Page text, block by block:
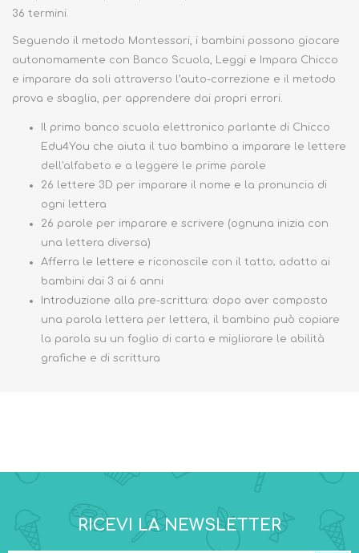
36 termini.
Seguendo il metodo Montessori, i bambini possono giocare
autonomamente con Banco Scuola, Leggi e Impara Chicco
e imparare da soli attraverso l’auto-correzione e il metodo
prova e sbaglia, per apprendere dai propri errori.
Il primo banco scuola elettronico parlante di Chicco
Edu4You che aiuta il tuo bambino a imparare le lettere
dell'alfabeto e a leggere le prime parole
26 lettere 3D per imparare il nome e la pronuncia di
ogni lettera
26 parole per imparare e scrivere (ognuna inizia con
una lettera diversa)
Afferra le lettere e riconoscile con il tatto; adatto ai
bambini dai 3 ai 6 anni
Introduzione alla pre-scrittura: dopo aver composto
una parola lettera per lettera, il bambino può copiare
la parola su un foglio di carta e migliorare le abilità
grafiche e di scrittura
RICEVI LA NEWSLETTER